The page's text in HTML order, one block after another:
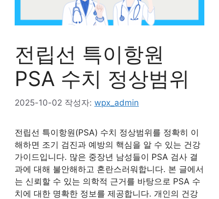
전립선 특이항원
PSA 수치 정상범위
2025-10-02 작성자: wpx_admin
전립선 특이항원(PSA) 수치 정상범위를 정확히 이
해하면 조기 검진과 예방의 핵심을 알 수 있는 건강
가이드입니다. 많은 중장년 남성들이 PSA 검사 결
과에 대해 불안해하고 혼란스러워합니다. 본 글에서
는 신뢰할 수 있는 의학적 근거를 바탕으로 PSA 수
치에 대한 명확한 정보를 제공합니다. 개인의 건강